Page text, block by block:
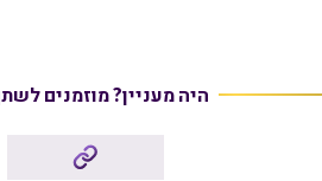
היה מעניין? מוזמנים